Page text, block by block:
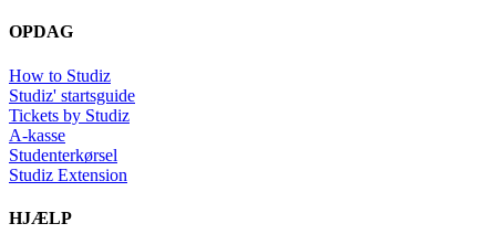
OPDAG
How to Studiz
Studiz' startsguide
Tickets by Studiz
A-kasse
Studenterkørsel
Studiz Extension
HJÆLP